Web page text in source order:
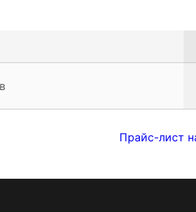
Прайс-лист